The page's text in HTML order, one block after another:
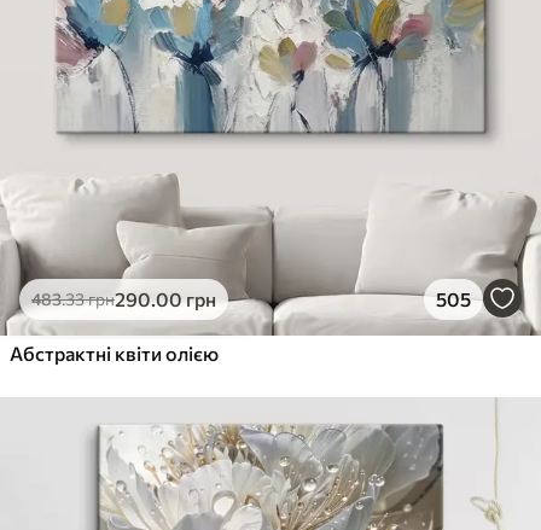
483.33грн290.00грн 505
Абстрактні квіти олією